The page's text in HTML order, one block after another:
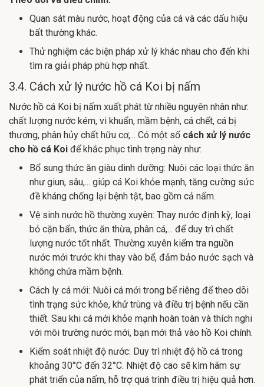
Quan sát màu nước, hoạt động của cá và các dấu hiệu
bất thường khác.
Thử nghiệm các biện pháp xử lý khác nhau cho đến khi
tìm ra giải pháp phù hợp nhất.
3.4. Cách xử lý nước hồ cá Koi bị nấm
Nước hồ cá Koi bị nấm xuất phát từ nhiều nguyên nhân như:
chất lượng nước kém, vi khuẩn, mầm bệnh, cá chết, cá bị
thương, phân hủy chất hữu cơ,... Có một số cách xử lý nước
cho hồ cá Koi để khắc phục tình trạng này như:
Bổ sung thức ăn giàu dinh dưỡng: Nuôi các loại thức ăn
như giun, sâu,... giúp cá Koi khỏe mạnh, tăng cường sức
đề kháng chống lại bệnh tật, bao gồm cả nấm.
Vệ sinh nước hồ thường xuyên: Thay nước định kỳ, loại
bỏ cặn bẩn, thức ăn thừa, phân cá,... để duy trì chất
lượng nước tốt nhất. Thường xuyên kiểm tra nguồn
nước mới trước khi thay vào bể, đảm bảo nước sạch và
không chứa mầm bệnh.
Cách ly cá mới: Nuôi cá mới trong bể riêng để theo dõi
tình trạng sức khỏe, khử trùng và điều trị bệnh nếu cần
thiết. Sau khi cá mới khỏe mạnh hoàn toàn và thích nghi
với môi trường nước mới, bạn mới thả vào hồ Koi chính.
Kiểm soát nhiệt độ nước: Duy trì nhiệt độ hồ cá trong
khoảng 30°C đến 32°C. Nhiệt độ cao sẽ kìm hãm sự
phát triển của nấm, hỗ trợ quá trình điều trị hiệu quả hơn.